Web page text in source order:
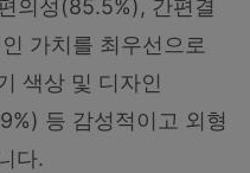
의성(85.5%), 간편결
가치를 최우선으로
색상 및 디자인
등 감성적이고 외형
다.